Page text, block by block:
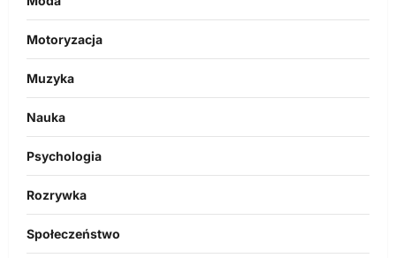
Motoryzacja
Muzyka
Nauka
Psychologia
Rozrywka
Społeczeństwo